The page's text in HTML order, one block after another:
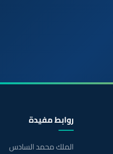
روابط مفيدة
الملك محمد السادس